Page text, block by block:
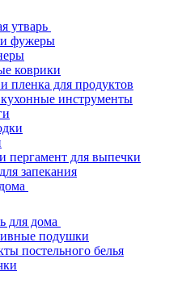
утварь
фужеры
коврики
пленка для продуктов
инструменты
пергамент для выпечки
запекания
для дома
подушки
постельного белья